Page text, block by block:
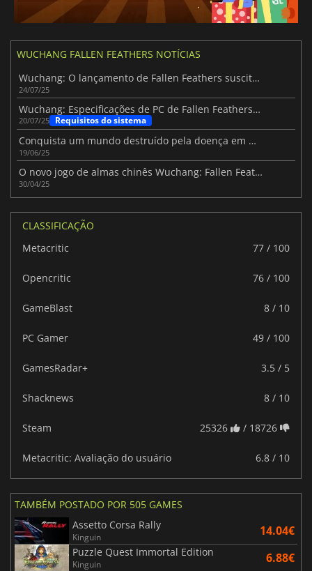
WUCHANG FALLEN FEATHERS NOTÍCIAS
Wuchang: O lançamento de Fallen Feathers suscita reacções mistas
24/07/25
Wuchang: Especificações de PC de Fallen Feathers reveladas antes do lançamento
20/07/25 Requisitos do sistema
Conquista um mundo destruído pela doença em Wuchang: Fallen Feathers
19/06/25
O novo jogo de almas chinês Wuchang: Fallen Feathers será lançado em 24 de julho
30/04/25
CLASSIFICAÇÃO
Metacritic
77 / 100
Opencritic 76 / 100
GameBlast 8 / 10
PC Gamer 49 / 100
GamesRadar+ 3.5 / 5
Shacknews 8 / 10
Steam 25326 / 18726
Metacritic: Avaliação do usuário 6.8 / 10
TAMBÉM POSTADO POR 505 GAMES
Assetto Corsa Rally
Kinguin 14.04€
Puzzle Quest Immortal Edition
Kinguin 6.88€